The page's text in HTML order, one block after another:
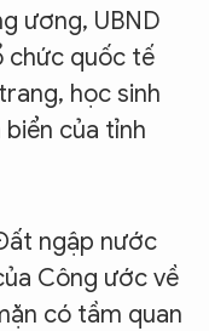
ương, UBND
chức quốc tế
học sinh
biển của tỉnh
ngập nước
Công ước về
có tầm quan